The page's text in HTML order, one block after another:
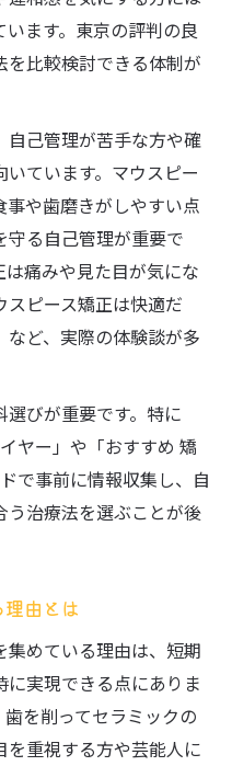
ます。東京の評判の良
を比較検討できる体制が
自己管理が苦手な方や確
ています。マウスピー
や歯磨きがしやすい点
る自己管理が重要で
痛みや見た目が気にな
ピース矯正は快適だ
ど、実際の体験談が多
びが重要です。特に
ヤー」や「おすすめ 矯
で事前に情報収集し、自
治療法を選ぶことが後
由とは
めている理由は、短期
実現できる点にありま
を削ってセラミックの
重視する方や芸能人に